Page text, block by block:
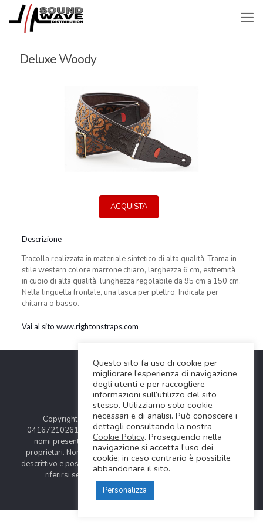
Deluxe Woody
ACQUISTA
Descrizione
Tracolla realizzata in materiale sintetico di alta qualità. Trama in
stile western colore marrone chiaro, larghezza 6 cm, estremità
in cuoio di alta qualità, lunghezza regolabile da 95 cm a 150 cm.
Nella linguetta frontale, una tasca per plettro. Indicata per
chitarra o basso.
Vai al sito www.rightonstraps.com
Copyright © 2024 Soundwave Distribution Srl - P.I.
04167210261 |
COOKIES POLICY| Tutti i marchi, i prodotti e i
nomi presentati in questo sito sono registrati dai legittimi
proprietari. Nomi e caratteristiche sono citati solamente al fine
descrittivo e possono variare senza obbligo di preavviso, quindi
riferirsi sempre ai siti web dei rispettivi costruttori.
Questo sito fa uso di cookie per
migliorare l’esperienza di navigazione
degli utenti e per raccogliere
informazioni sull’utilizzo del sito
stesso. Utilizziamo solo cookie
necessari e di analisi. Può conoscere i
dettagli consultando la nostra
Cookie Policy. Proseguendo nella
navigazione si accetta l’uso dei
cookie; in caso contrario è possibile
abbandonare il sito.
Personalizza